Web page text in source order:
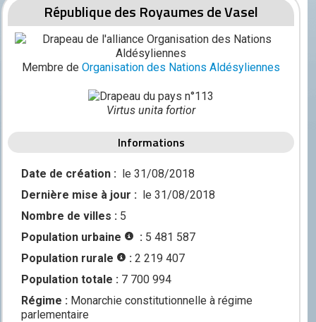
Histoire
Économie
Politique
Le forum
Discord
CONTRIBUER
GitHub
République des Royaumes de Vasel
Membre de Organisation des Nations Aldésyliennes
Virtus unita fortior
Informations
Date de création : le 31/08/2018
Dernière mise à jour : le 31/08/2018
Nombre de villes : 5
Population urbaine
: 5 481 587
Population rurale
: 2 219 407
Population totale : 7 700 994
Régime : Monarchie constitutionnelle à régime
parlementaire